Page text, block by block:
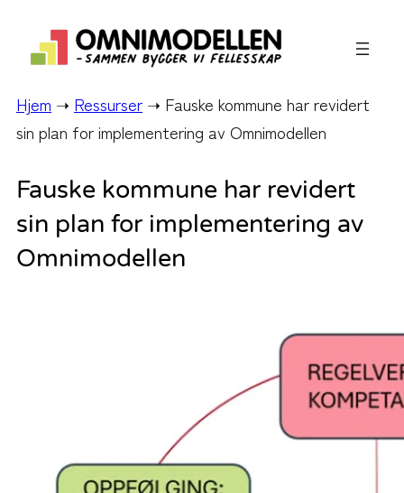
Hjem ➝ Ressurser ➝ Fauske kommune har revidert
sin plan for implementering av Omnimodellen
Fauske kommune har revidert
sin plan for implementering av
Omnimodellen